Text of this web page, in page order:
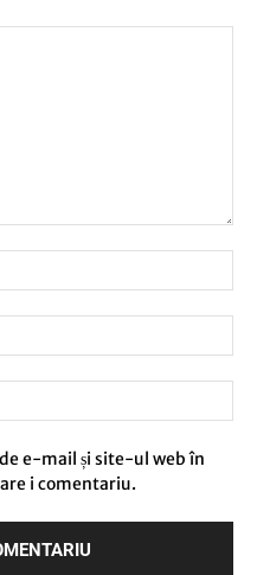
e-mail și site-ul web în
i comentariu.